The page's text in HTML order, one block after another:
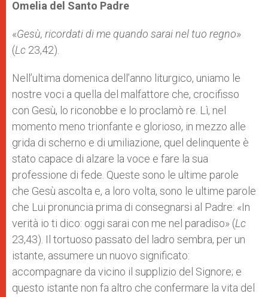
Omelia del Santo Padre
«Gesù, ricordati di me quando sarai nel tuo regno»
(Lc 23,42).
Nell’ultima domenica dell’anno liturgico, uniamo le
nostre voci a quella del malfattore che, crocifisso
con Gesù, lo riconobbe e lo proclamò re. Lì, nel
momento meno trionfante e glorioso, in mezzo alle
grida di scherno e di umiliazione, quel delinquente è
stato capace di alzare la voce e fare la sua
professione di fede. Queste sono le ultime parole
che Gesù ascolta e, a loro volta, sono le ultime parole
che Lui pronuncia prima di consegnarsi al Padre: «In
verità io ti dico: oggi sarai con me nel paradiso» (Lc
23,43). Il tortuoso passato del ladro sembra, per un
istante, assumere un nuovo significato:
accompagnare da vicino il supplizio del Signore; e
questo istante non fa altro che confermare la vita del